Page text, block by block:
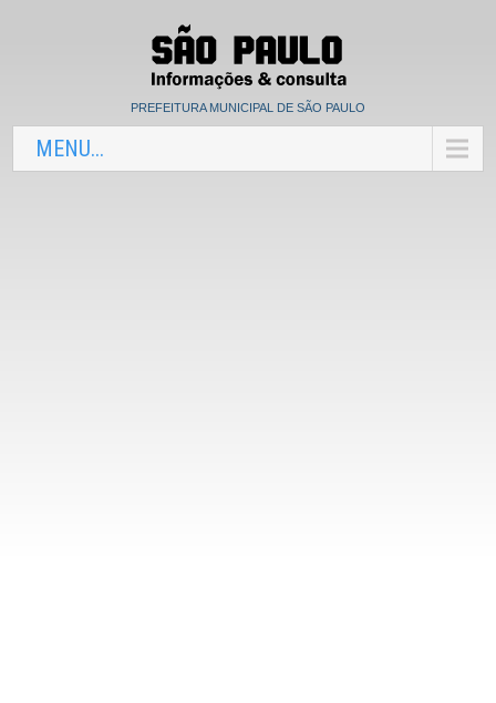
PREFEITURA MUNICIPAL DE SÃO PAULO
MENU...